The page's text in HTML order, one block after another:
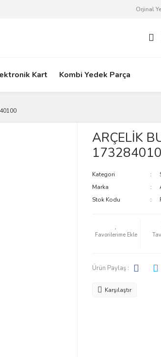
Orjinal
Kart Kombi Yedek Parça
ARÇELİK
Kategori
Marka
Stok Kodu
Ürün Paylaş :
Karşılaştır